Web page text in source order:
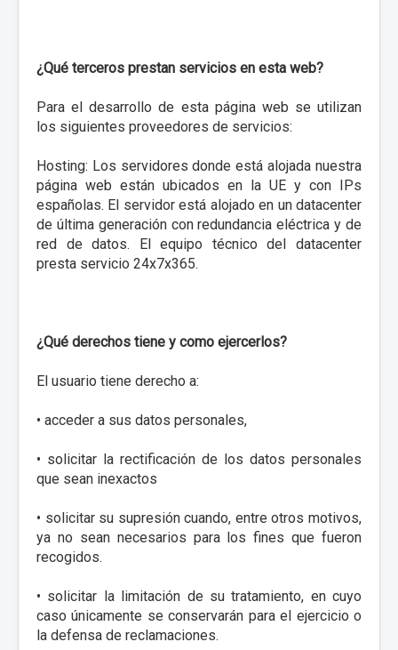
¿Qué terceros prestan servicios en esta web?
Para el desarrollo de esta página web se utilizan
los siguientes proveedores de servicios:
Hosting: Los servidores donde está alojada nuestra
página web están ubicados en la UE y con IPs
españolas. El servidor está alojado en un datacenter
de última generación con redundancia eléctrica y de
red de datos. El equipo técnico del datacenter
presta servicio 24x7x365.
¿Qué derechos tiene y como ejercerlos?
El usuario tiene derecho a:
• acceder a sus datos personales,
• solicitar la rectificación de los datos personales
que sean inexactos
• solicitar su supresión cuando, entre otros motivos,
ya no sean necesarios para los fines que fueron
recogidos.
• solicitar la limitación de su tratamiento, en cuyo
caso únicamente se conservarán para el ejercicio o
la defensa de reclamaciones.